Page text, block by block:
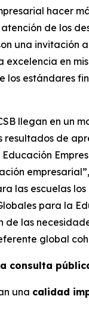
hacer
de los
una
en
los estándares
llegan en un
resultados de
las escuelas
para la
de las
global
consulta
una calidad